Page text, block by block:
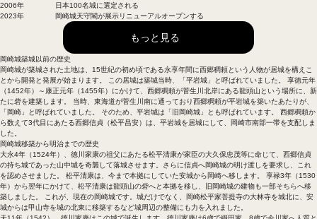
2006年
日本100名城に選定される
2023年
岡崎城天守閣が展示リニューアルオープンする
もっと見る
岡崎城築城以前の歴史
岡崎城が築城された土地は、15世紀の初め頃である永享年間に西郷稠頼という人物が居城を構えこ
とから開発と発展が始まります。 この居城は築城当時、「平岩城」と呼ばれていました。 享徳元年
（1452年）～康正元年（1455年）にかけて、西郷稠頼が菅生川北岸にある龍頭山という場所に、新
たに砦を建築します。 当時、東海道が菅生川南に通っており西郷稠頼が平岩城を築いたあたりが、
「岡崎」と呼ばれていました。 そのため、平岩城は「旧岡崎城」とも呼ばれています。 西郷稠頼か
ら数えて3代目にあたる西郷信貞（松平昌安）は、平岩城を居城にして、岡崎市南部一帯を支配しま
した。
岡崎城移築から明治までの歴史
大永4年（1524年）、徳川家康の祖父にあたる松平清康が家臣の大久保忠茂等に命じて、西郷信貞
の持ち城であった山中城を奇襲して落城させます。さらに信貞へ岡崎城の明け渡しを要求し、これ
を認めさせました。 松平清康は、今まで本拠にしていた安城から岡崎へ移します。 享禄3年（1530
年）から翌年にかけて、松平清康は龍頭山の砦へと本拠を移し、旧岡崎城の建物も一部そちらへ移
築しました。 これが、現在の岡崎城です。城だけでなく、岡崎松平家菩提寺の大林寺を城北に、安
城からは甲山寺を城の北東に移築するなど城周辺の整備にも力を入れました。